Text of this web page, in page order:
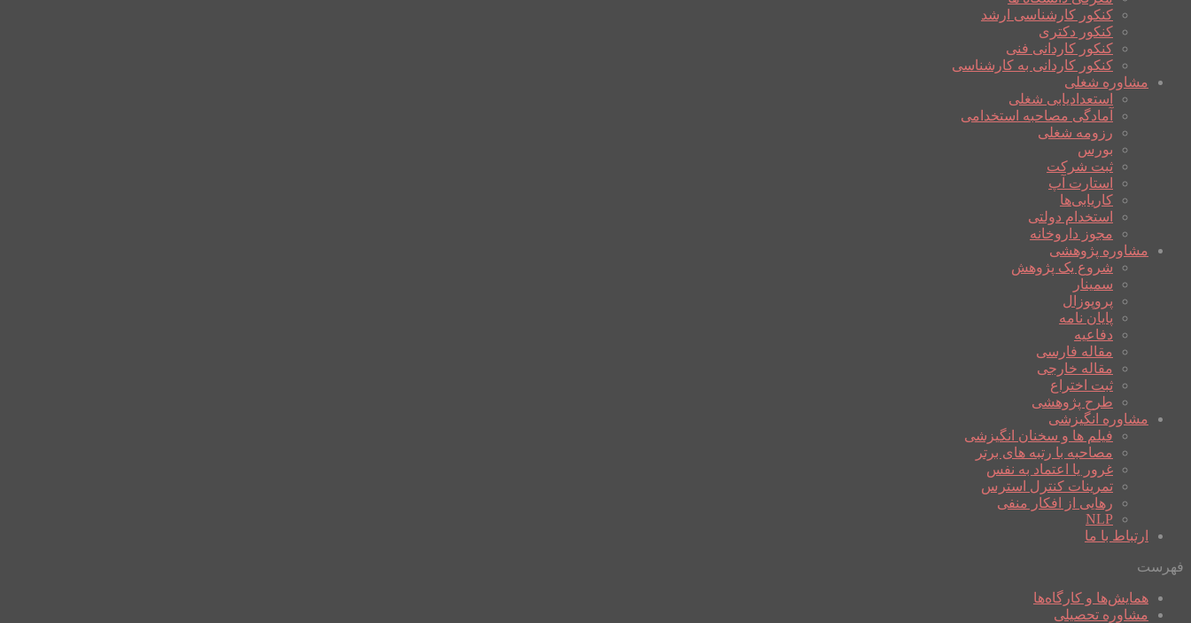
کنکور کارشناسی ارشد
کنکور دکتری
کنکور کاردانی فنی
کنکور کاردانی به کارشناسی
مشاوره شغلی
استعدادیابی شغلی
آمادگی مصاحبه استخدامی
رزومه شغلی
بورس
ثبت شرکت
استارت آپ
کاریابی‌ها
استخدام دولتی
مجوز داروخانه
مشاوره پژوهشی
شروع یک پژوهش
سمینار
پروپوزال
پایان نامه
دفاعیه
مقاله فارسی
مقاله خارجی
ثبت اختراع
طرح پژوهشی
مشاوره انگیزشی
فیلم ها و سخنان انگیزشی
مصاحبه با رتبه های برتر
غرور یا اعتماد به نفس
تمرینات کنترل استرس
رهایی از افکار منفی
NLP
ارتباط با ما
فهرست
همایش‌ها و کارگاه‌ها
مشاوره تحصیلی